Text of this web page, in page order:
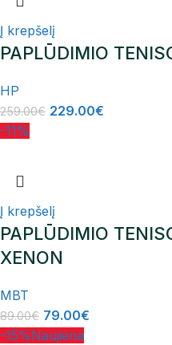
Į krepšelį
PAPLŪDIMIO
HP
259.00€ 229.00€
-11%
Į krepšelį
PAPLŪDIMIO
XENON
MBT
89.00€ 79.00€
-15%Naujiena